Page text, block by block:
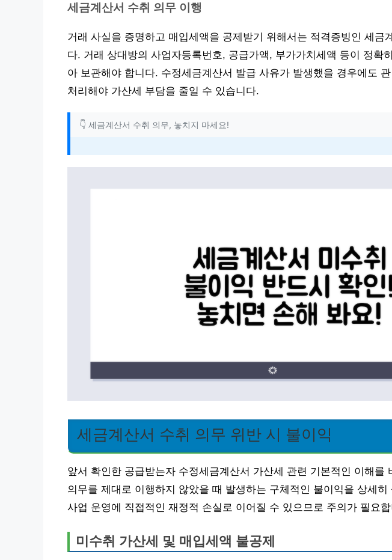
세금계산서 수취 의무 이행
거래 사실을 증명하고 매입세액을 공제받기 위해서는 적격증빙인 세금
다. 거래 상대방의 사업자등록번호, 공급가액, 부가가치세액 등이 정확
아 보관해야 합니다. 수정세금계산서 발급 사유가 발생했을 경우에도
처리해야 가산세 부담을 줄일 수 있습니다.
👇 세금계산서 수취 의무, 놓치지 마세요!
세금계산서 수취 의무 위반 시 불이익
앞서 확인한 공급받는자 수정세금계산서 가산세 관련 기본적인 이해를
의무를 제대로 이행하지 않았을 때 발생하는 구체적인 불이익을 상세
사업 운영에 직접적인 재정적 손실로 이어질 수 있으므로 주의가 필요
미수취 가산세 및 매입세액 불공제